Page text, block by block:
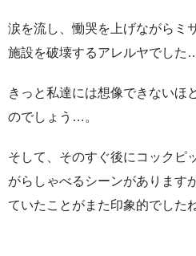
涙を流し、慟哭を上げながらミ
施設を破壊するアレルヤでした
きっと私達には想像できないほ
のでしょう…。
そして、そのすぐ後にコックピ
がらしゃべるシーンがあります
ていたことがまた印象的でしたね